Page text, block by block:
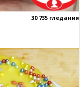
30 735 гледания